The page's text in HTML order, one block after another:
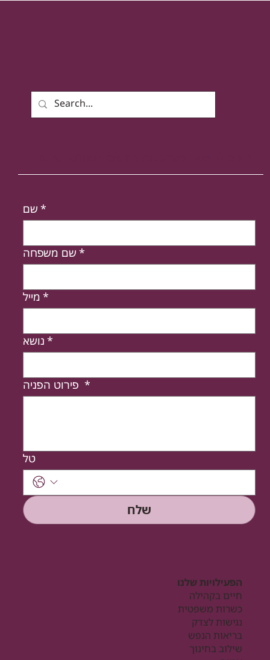
שם *
שם משפחה *
מייל *
נושא *
*
טל
שלח
הפעילויות שלנו
חיים בקהילה
כשרות משפטית
נגישות לצדק
בריאות הנפש
שילוב בחינוך